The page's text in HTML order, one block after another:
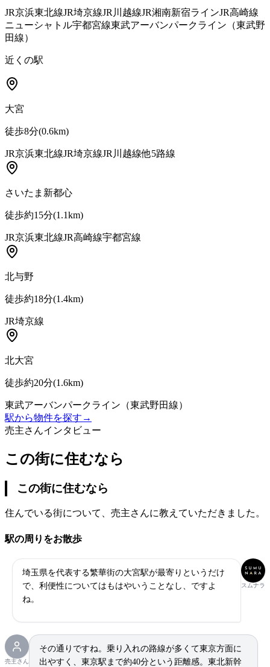
JR京浜東北線JR埼京線JR川越線JR湘南新宿ラインJR高崎線
ニューシャトル宇都宮線東武アーバンパークライン（東武野
田線）
近くの駅
大宮
徒歩8分(0.6km)
JR京浜東北線JR埼京線JR川越線他5路線
さいたま新都心
徒歩約15分(1.1km)
JR京浜東北線JR高崎線宇都宮線
北与野
徒歩約18分(1.4km)
JR埼京線
北大宮
徒歩約20分(1.6km)
東武アーバンパークライン（東武野田線）
駅から物件を探す →
売主さんインタビュー
この街に住むなら
この街に住むなら
住んでいる街について、売主さんに教えていただきました。
駅の周りをお散歩
スムナラ
埼玉県を代表する繁華街の大宮駅が最寄りというだけ
で、利便性についてはもはやいうことなし、ですよ
ね。
売主さん
その通りですね。乗り入れの路線が多くて東京方面に
出やすく、東京駅まで約40分という距離感。東北新幹